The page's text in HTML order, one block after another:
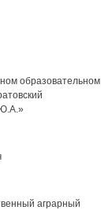
образовательном
аграрный